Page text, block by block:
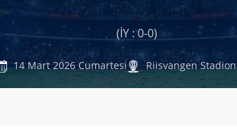
(İY : 0-0)
14 Mart 2026 Cumartesi Riisvangen Stadion